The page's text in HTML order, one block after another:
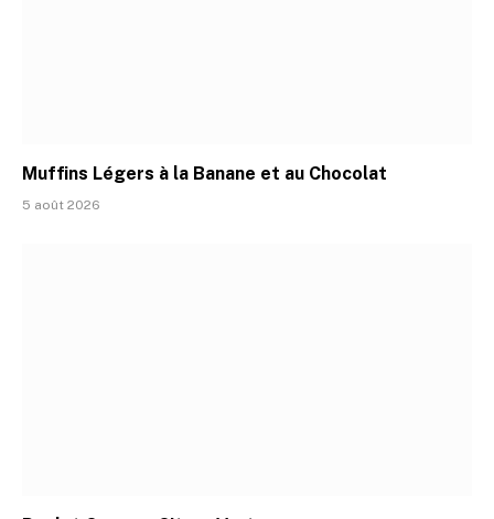
Muffins Légers à la Banane et au Chocolat
5 août 2026